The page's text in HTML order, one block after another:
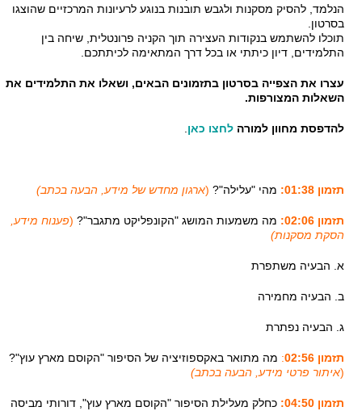
הנלמד, להסיק מסקנות ולגבש תובנות בנוגע לרעיונות המרכזיים שהוצגו
בסרטון.
תוכלו להשתמש בנקודות העצירה תוך הקניה פרונטלית, שיחה בין
התלמידים, דיון כיתתי או בכל דרך המתאימה לכיתתכם.
עצרו את הצפייה בסרטון בתזמונים הבאים, ושאלו את התלמידים את
השאלות המצורפות.
להדפסת מחוון למורה לחצו כאן
תזמון 01:38: מהי "עלילה"? (ארגון מחדש של מידע, הבעה בכתב)
תזמון 02:06: מה משמעות המושג "הקונפליקט מתגבר"? (פענוח מידע,
הסקת מסקנות)
א. הבעיה משתפרת
ב. הבעיה מחמירה
ג. הבעיה נפתרת
תזמון 02:56 : מה מתואר באקספוזיציה של הסיפור "הקוסם מארץ עוץ"?
(איתור פרטי מידע, הבעה בכתב)
תזמון 04:50:
כחלק מעלילת הסיפור "הקוסם מארץ עוץ", דורותי מביסה